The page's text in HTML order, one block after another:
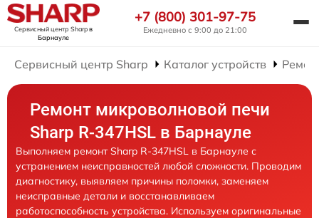
Сервисный центр Sharpв
Барнауле
+7 (800) 301-97-75
Ежедневно с 9:00 до 21:00
Сервисный центр Sharp Каталог устройств
Ремонт микроволновой печи
Sharp R-347HSL в Барнауле
Выполняем ремонт Sharp R-347HSL в Барнауле с
устранением неисправностей любой сложности. Проводим
диагностику, выявляем причины поломки, заменяем
неисправные детали и восстанавливаем
работоспособность устройства. Используем оригинальные